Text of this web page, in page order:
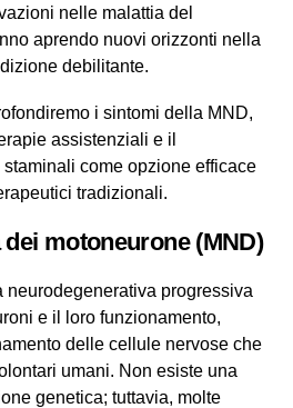
nelle malattia del
aprendo nuovi orizzonti nella
debilitante.
i sintomi della MND,
assistenziali e il
come opzione efficace
tradizionali.
dei motoneurone (MND)
neurodegenerativa progressiva
e il loro funzionamento,
delle cellule nervose che
umani. Non esiste una
genetica; tuttavia, molte